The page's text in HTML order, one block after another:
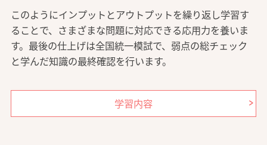
このようにインプットとアウトプットを繰り返し学習す
ることで、さまざまな問題に対応できる応用力を養いま
す。最後の仕上げは全国統一模試で、弱点の総チェック
と学んだ知識の最終確認を行います。
学習内容